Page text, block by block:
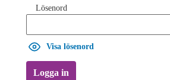
Lösenord
Visa lösenord
Logga in